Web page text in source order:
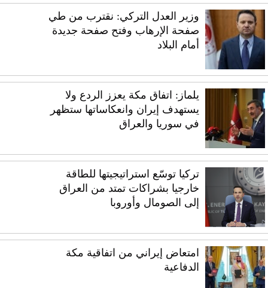
وزير العدل التركي: نقترب من طي
صفحة الإرهاب وفتح صفحة جديدة
أمام البلاد
يلماز: اتفاق مكة يعزز الردع ولا
يستهدف إيران وانعكاساتها ستظهر
في سوريا والعراق
تركيا توسّع استراتيجيتها للطاقة
خارجيا بشراكات تمتد من العراق
إلى الصومال وأوروبا
امتعاض إيراني من اتفاقية مكة
الدفاعية